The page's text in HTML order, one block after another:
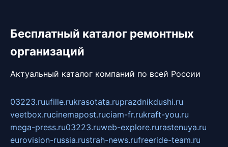
Бесплатный каталог ремонтных
организаций
Актуальный каталог компаний по всей России
03223.ruufille.rukrasotata.ruprazdnikdushi.ru
veetbox.rucinemapost.ruciam-fr.rukraft-you.ru
mega-press.ru03223.ruweb-explore.rurastenuya.ru
eurovision-russia.rustrah-news.rufreeride-team.ru